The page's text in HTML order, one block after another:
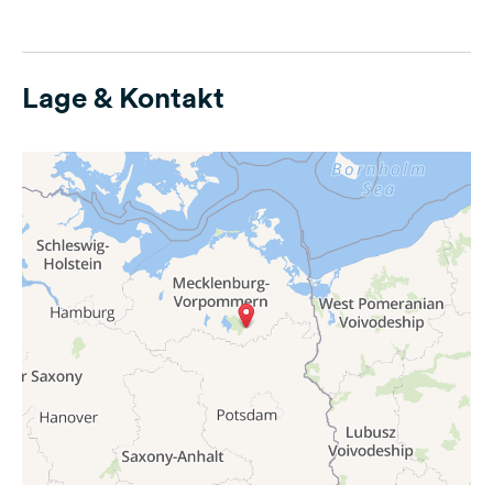
Lage & Kontakt